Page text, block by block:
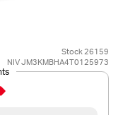
Stock 26159
NIV JM3KMBHA4T0125973